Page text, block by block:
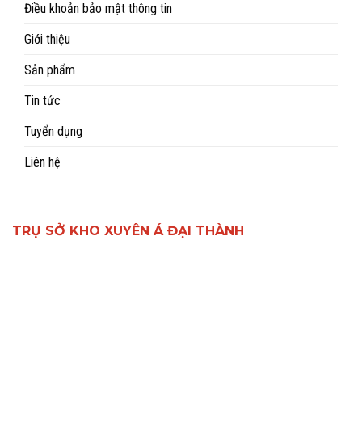
Điều khoản bảo mật thông tin
Giới thiệu
Sản phẩm
Tin tức
Tuyển dụng
Liên hệ
TRỤ SỞ KHO XUYÊN Á ĐẠI THÀNH